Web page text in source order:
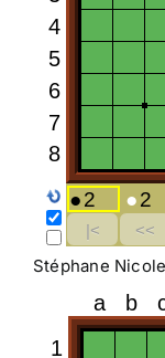
Stéphane